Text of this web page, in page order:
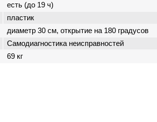
есть (до 19 ч)
пластик
диаметр 30 см, открытие на 180 градусов
Самодиагностика неисправностей
69 кг